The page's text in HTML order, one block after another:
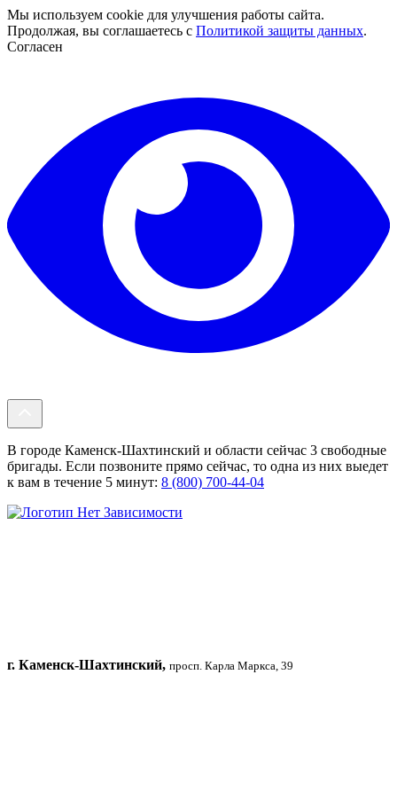
Мы используем cookie для улучшения работы сайта.
Продолжая, вы соглашаетесь с Политикой защиты данных.
Согласен
В городе Каменск-Шахтинский и области сейчас 3 свободные
бригады. Если позвоните прямо сейчас, то одна из них выедет
к вам в течение 5 минут: 8 (800) 700-44-04
г. Каменск-Шахтинский, просп. Карла Маркса, 39